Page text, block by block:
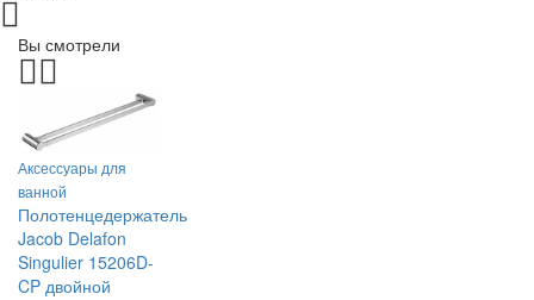
Вы смотрели
Аксессуары для
ванной
Полотенцедержатель
Jacob Delafon
Singulier 15206D-
CP двойной